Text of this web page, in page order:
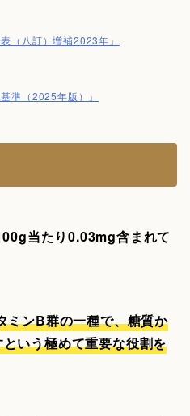
（八訂）増補2023年」
準（2025年版）」
当たり0.03mg含まれて
ミンB群の一種で、糖質か
いう極めて重要な役割を